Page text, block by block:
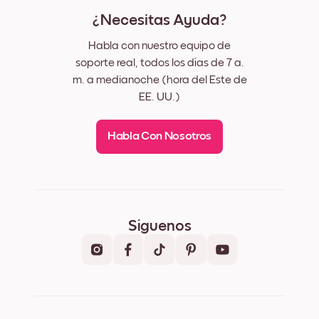
¿Necesitas Ayuda?
Habla con nuestro equipo de
soporte real, todos los días de 7 a.
m. a medianoche (hora del Este de
EE. UU.)
Habla Con Nosotros
Síguenos